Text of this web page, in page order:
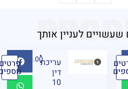
לעניין אותך
עריכת
דין
10
₪ 95.00 פרטים
נוספים